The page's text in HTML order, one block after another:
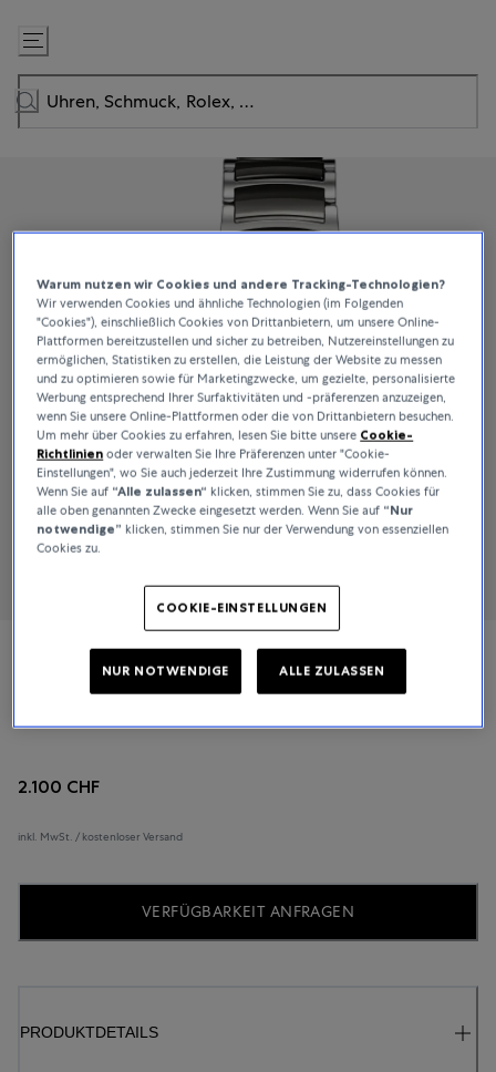
Zum
Inhalt
springen
2.100 CHF
inkl. MwSt. / kostenloser Versand
VERFÜGBARKEIT ANFRAGEN
PRODUKTDETAILS
Warum nutzen wir Cookies und andere Tracking-Technologien?
Wir verwenden Cookies und ähnliche Technologien (im Folgenden
"Cookies"), einschließlich Cookies von Drittanbietern, um unsere Online-
Plattformen bereitzustellen und sicher zu betreiben, Nutzereinstellungen zu
ermöglichen, Statistiken zu erstellen, die Leistung der Website zu messen
und zu optimieren sowie für Marketingzwecke, um gezielte, personalisierte
Werbung entsprechend Ihrer Surfaktivitäten und -präferenzen anzuzeigen,
wenn Sie unsere Online-Plattformen oder die von Drittanbietern besuchen.
Um mehr über Cookies zu erfahren, lesen Sie bitte unsere Cookie-
Richtlinien oder verwalten Sie Ihre Präferenzen unter "Cookie-
Einstellungen", wo Sie auch jederzeit Ihre Zustimmung widerrufen können.
Wenn Sie auf “Alle zulassen“ klicken, stimmen Sie zu, dass Cookies für
alle oben genannten Zwecke eingesetzt werden. Wenn Sie auf “Nur
notwendige” klicken, stimmen Sie nur der Verwendung von essenziellen
Cookies zu.
COOKIE-EINSTELLUNGEN
NUR NOTWENDIGE ALLE ZULASSEN